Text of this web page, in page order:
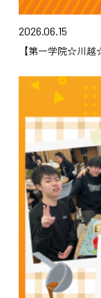
2026.06.15
【第一学院☆川